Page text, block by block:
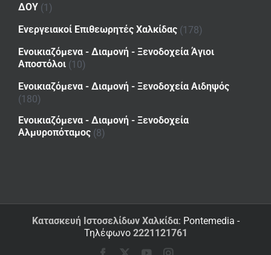
ΔΟΥ (1)
Ενεργειακοί Επιθεωρητές Χαλκίδας (178)
Ενοικιαζόμενα - Διαμονή - Ξενοδοχεία Άγιοι
Αποστόλοι (10)
Ενοικιαζόμενα - Διαμονή - Ξενοδοχεία Αιδηψός
(180)
Ενοικιαζόμενα - Διαμονή - Ξενοδοχεία
Αλμυροπόταμος (8)
Κατασκευή Ιστοσελίδων Χαλκίδα: Pontemedia -
Τηλέφωνο 2221121761
Facebook YouTube